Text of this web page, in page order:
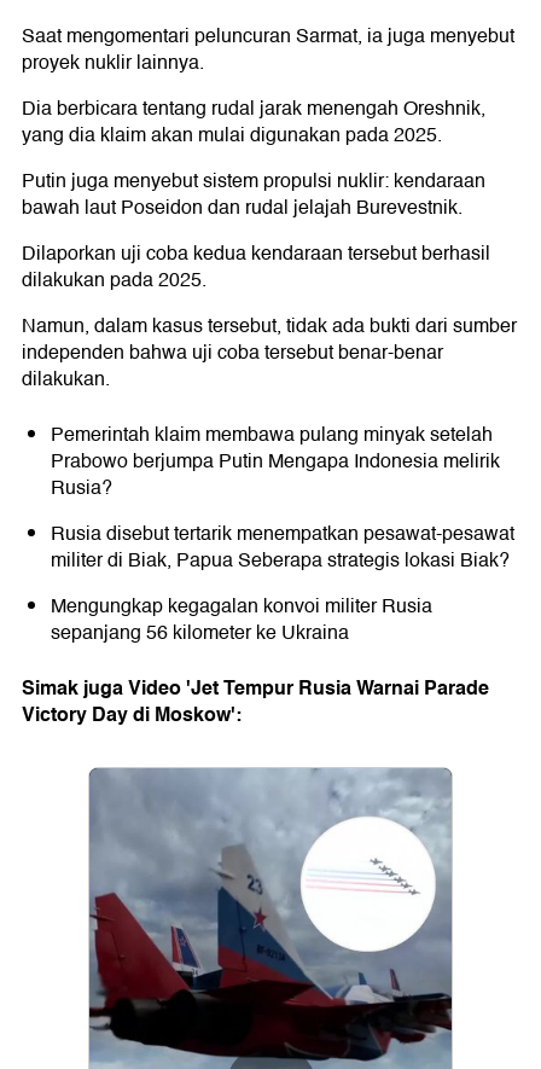
Saat mengomentari peluncuran Sarmat, ia juga menyebut
proyek nuklir lainnya.
Dia berbicara tentang rudal jarak menengah Oreshnik,
yang dia klaim akan mulai digunakan pada 2025.
Putin juga menyebut sistem propulsi nuklir: kendaraan
bawah laut Poseidon dan rudal jelajah Burevestnik.
Dilaporkan uji coba kedua kendaraan tersebut berhasil
dilakukan pada 2025.
Namun, dalam kasus tersebut, tidak ada bukti dari sumber
independen bahwa uji coba tersebut benar-benar
dilakukan.
Pemerintah klaim membawa pulang minyak setelah
Prabowo berjumpa Putin Mengapa Indonesia melirik
Rusia?
Rusia disebut tertarik menempatkan pesawat-pesawat
militer di Biak, Papua Seberapa strategis lokasi Biak?
Mengungkap kegagalan konvoi militer Rusia
sepanjang 56 kilometer ke Ukraina
Simak juga Video 'Jet Tempur Rusia Warnai Parade
Victory Day di Moskow':